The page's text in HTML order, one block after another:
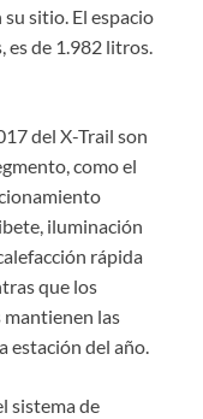
sitio. El espacio
es de 1.982 litros.
del X-Trail son
como el
iluminación
rápida
que los
las
estación del año.
sistema de